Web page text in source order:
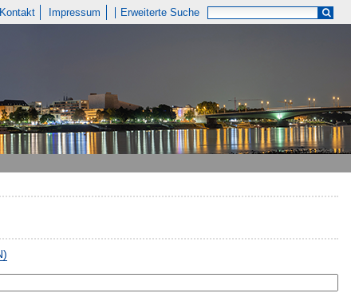
Kontakt Impressum Erweiterte Suche